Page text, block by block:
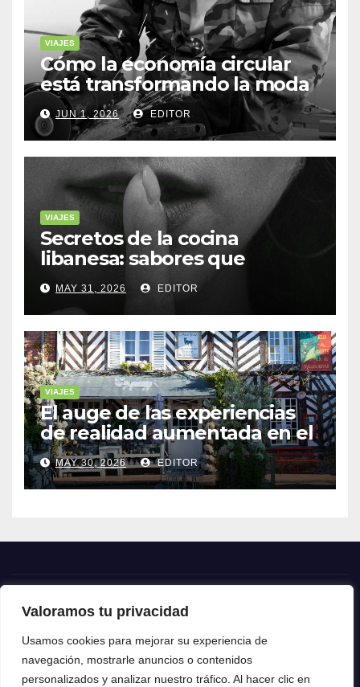
Valoramos tu privacidad
Usamos cookies para mejorar su experiencia de
navegación, mostrarle anuncios o contenidos
personalizados y analizar nuestro tráfico. Al hacer clic en
VIAJES
Cómo la economía circular
está transformando la moda
sostenible
JUN 1, 2026 EDITOR
VIAJES
Secretos de la cocina
libanesa: sabores que
cuentan historias
MAY 31, 2026 EDITOR
VIAJES
El auge de las experiencias
de realidad aumentada en el
turismo
MAY 30, 2026 EDITOR
Crónica24
Crónica 24